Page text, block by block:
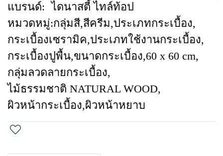
แบรนด์: ไดนาสตี้ ไทล์ท้อป
หมวดหมู่:กลุ่มสี,สีครีม,ประเภทกระเบื้อง,
กระเบื้องเซรามิค,ประเภทใช้งานกระเบื้อง,
กระเบื้องปูพื้น,ขนาดกระเบื้อง,60 x 60 cm,
กลุ่มลวดลายกระเบื้อง,
ไม้ธรรมชาติ NATURAL WOOD,
ผิวหน้ากระเบื้อง,ผิวหน้าหยาบ